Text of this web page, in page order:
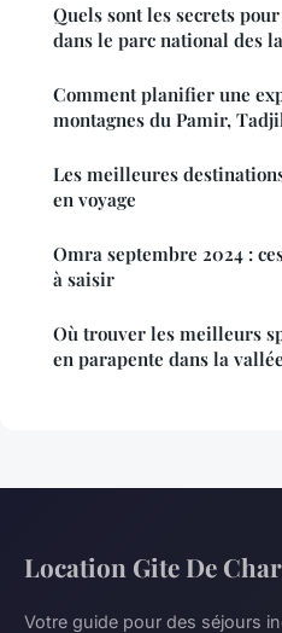
Quels sont les secrets
dans le parc national des
Comment planifier une
montagnes du Pamir,
Les meilleures
en voyage
Omra septembre 2024 :
à saisir
Où trouver les meilleurs
en parapente dans la
Location Gite De
Votre guide pour des séjours